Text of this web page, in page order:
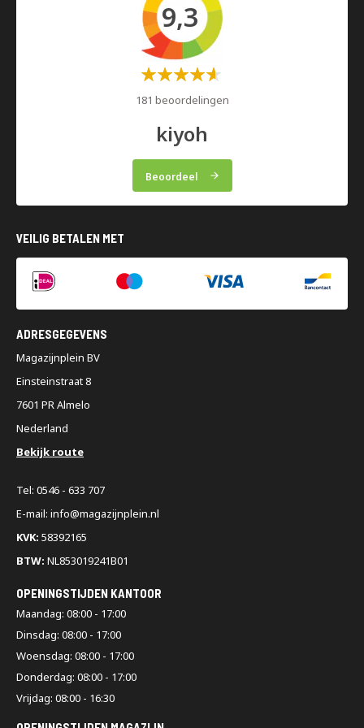
9,3
Waardering:
181 beoordelingen
kiyoh
Beoordeel
VEILIG BETALEN MET
ADRESGEGEVENS
Magazijnplein BV
Einsteinstraat 8
7601 PR Almelo
Nederland
Bekijk route
Tel: 0546 - 633 707
E-mail: info@magazijnplein.nl
KVK: 58392165
BTW: NL853019241B01
OPENINGSTIJDEN KANTOOR
Maandag: 08:00 - 17:00
Dinsdag: 08:00 - 17:00
Woensdag: 08:00 - 17:00
Donderdag: 08:00 - 17:00
Vrijdag: 08:00 - 16:30